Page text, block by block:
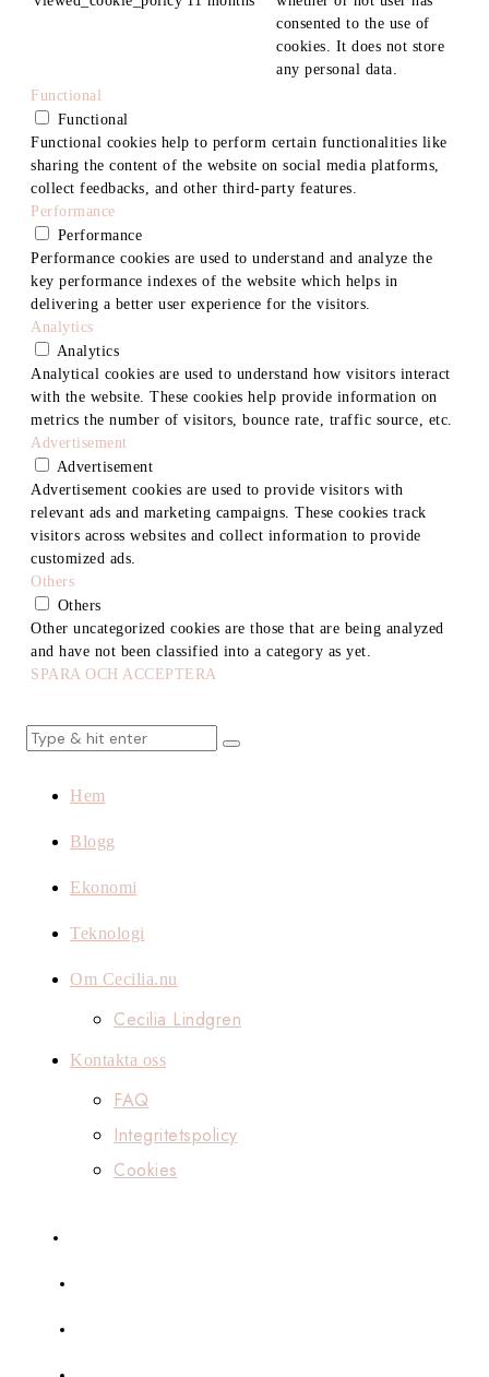
consented to the use of
cookies. It does not store
any personal data.
Functional
Functional
Functional cookies help to perform certain functionalities like
sharing the content of the website on social media platforms,
collect feedbacks, and other third-party features.
Performance
Performance
Performance cookies are used to understand and analyze the
key performance indexes of the website which helps in
delivering a better user experience for the visitors.
Analytics
Analytics
Analytical cookies are used to understand how visitors interact
with the website. These cookies help provide information on
metrics the number of visitors, bounce rate, traffic source, etc.
Advertisement
Advertisement
Advertisement cookies are used to provide visitors with
relevant ads and marketing campaigns. These cookies track
visitors across websites and collect information to provide
customized ads.
Others
Others
Other uncategorized cookies are those that are being analyzed
and have not been classified into a category as yet.
SPARA OCH ACCEPTERA
Hem
Blogg
Ekonomi
Teknologi
Om Cecilia.nu
Cecilia Lindgren
Kontakta oss
FAQ
Integritetspolicy
Cookies